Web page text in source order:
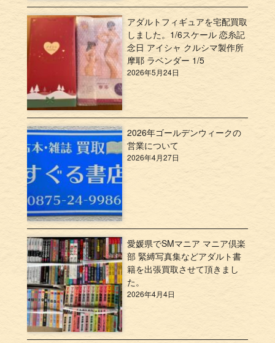
アダルトフィギュアを宅配買取
しました。1/6スケール 恋糸記
念日 アイシャ クルシマ製作所
摩耶 ラベンダー 1/5
2026年5月24日
2026年ゴールデンウィークの
営業について
2026年4月27日
愛媛県でSMマニア マニア倶楽
部 緊縛写真集などアダルト書
籍を出張買取させて頂きまし
た。
2026年4月4日